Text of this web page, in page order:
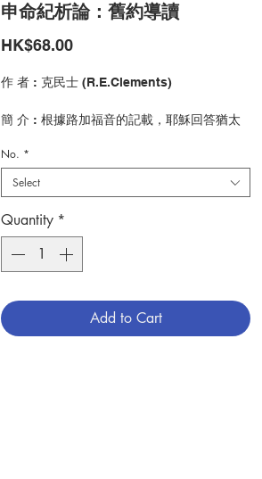
申命紀析論：舊約導讀
HK$68.00Price
作 者 : 克民士 (R.E.Clements)
簡 介 : 根據路加福音的記載，耶穌回答猶太
愛上主、你的天主：並愛人如你自己。」申命
紀這段教訓，也是舊約所有命令的核心，也是
經書所強調的子民對天主的正確想法。 申命
紀的作者認為，即使是君王，也應該昤時閱讀
和默想此書，才能管理好自己的生活和國家的
事務。 本書《申命紀析論》的作者克民士，
對此書作了深入的研究，相信可以幫助我們閱
出 版：香港公教真理學會
No. *
Select
Quantity *
Add to Cart